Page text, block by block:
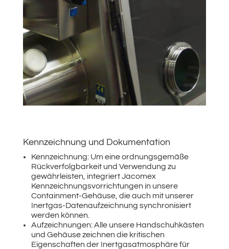
Kennzeichnung und Dokumentation
Kennzeichnung: Um eine ordnungsgemäße
Rückverfolgbarkeit und Verwendung zu
gewährleisten, integriert Jacomex
Kennzeichnungsvorrichtungen in unsere
Containment-Gehäuse, die auch mit unserer
Inertgas-Datenaufzeichnung synchronisiert
werden können.
Aufzeichnungen: Alle unsere Handschuhkästen
und Gehäuse zeichnen die kritischen
Eigenschaften der Inertgasatmosphäre für